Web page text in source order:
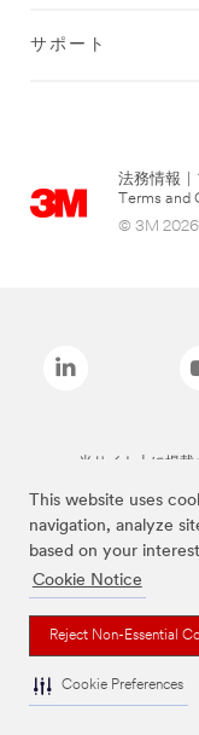
This website uses
navigation, analyze
based on your
Cookie Notice
Reject Non-Essential
Cookie Preferences
サポート
法務情報
Terms and
© 3M 2026.
当サイト上に掲載